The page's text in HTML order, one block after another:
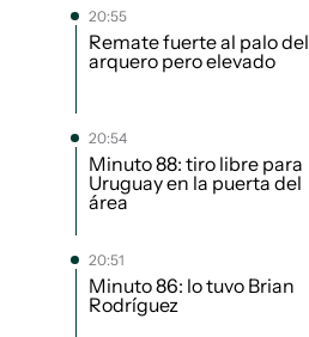
20:55
Remate fuerte al palo del
arquero pero elevado
20:54
Minuto 88: tiro libre para
Uruguay en la puerta del
área
20:51
Minuto 86: lo tuvo Brian
Rodríguez